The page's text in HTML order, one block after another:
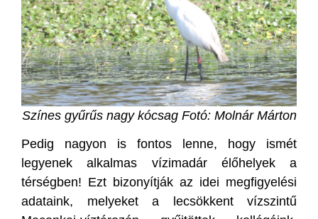
Színes gyűrűs nagy kócsag Fotó: Molnár Márton
Pedig nagyon is fontos lenne, hogy ismét
legyenek alkalmas vízimadár élőhelyek a
térségben! Ezt bizonyítják az idei megfigyelési
adataink, melyeket a lecsökkent vízszintű